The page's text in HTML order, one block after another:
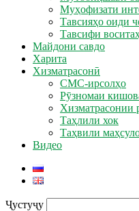
Муҳофизати
Тавсияҳо оиди
Тавсифи
Майдони савдо
Харита
Хизматрасонӣ
СМС-ирсолҳо
Рӯзномаи
Хизматрасонии
Таҳлили хок
Таҳвили
Видео
Ҷустуҷу